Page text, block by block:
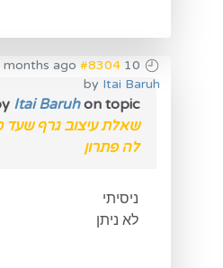
10 years 7 months ago
#8304
by Itai Baruh
Itai Baruhon topic
שאלת עיצוב גרף שעד
לה פתרון
ניסיתי
לא ניתן